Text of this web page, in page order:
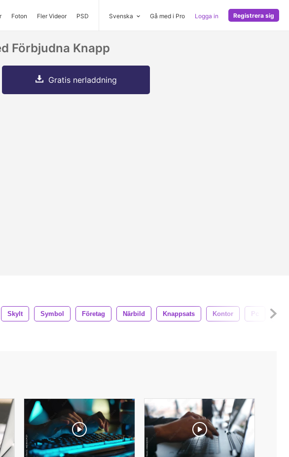
Foton Fler Videor PSD Svenska Gå med i Pro Logga in Registrera sig
Förbjudna Knapp
Gratis nerladdning
Skylt Symbol Företag Närbild Knappsats Kontor Pc